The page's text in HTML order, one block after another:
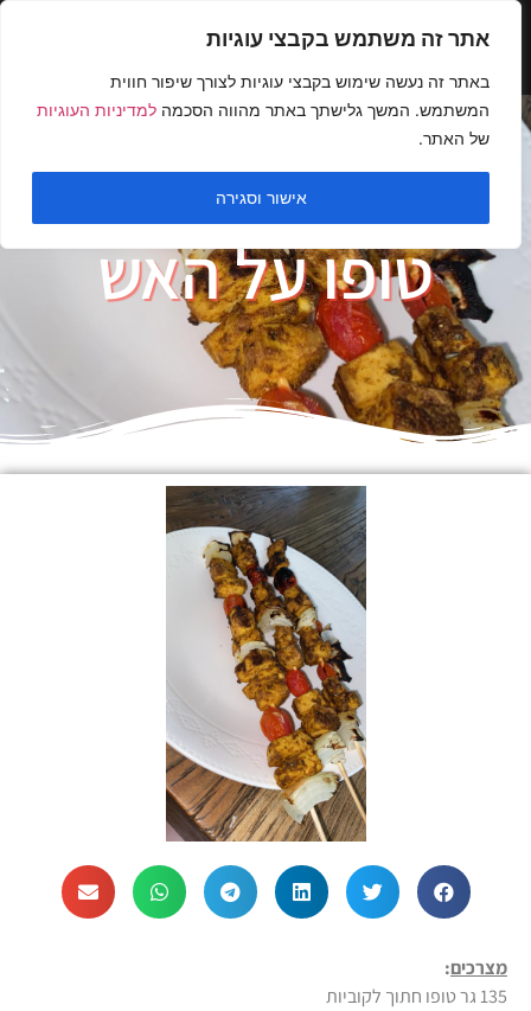
אתר זה משתמש בקבצי עוגיות
באתר זה נעשה שימוש בקבצי עוגיות לצורך שיפור חווית
המשתמש. המשך גלישתך באתר מהווה הסכמה למדיניות העוגיות
של האתר.
אישור וסגירה
טופו על האש
מצרכים:
135 גר טופו חתוך לקוביות